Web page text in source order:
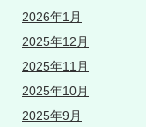
2026年1月
2025年12月
2025年11月
2025年10月
2025年9月